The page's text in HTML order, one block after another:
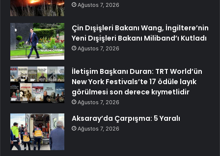
Ağustos 7, 2026
Çin Dışişleri Bakanı Wang, İngiltere’nin
Yeni Dışişleri Bakanı Miliband’ı Kutladı
Ağustos 7, 2026
İletişim Başkanı Duran: TRT World’ün
New York Festivals’te 17 ödüle layık
görülmesi son derece kıymetlidir
Ağustos 7, 2026
Aksaray’da Çarpışma: 5 Yaralı
Ağustos 7, 2026